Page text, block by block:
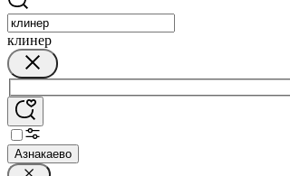
клинер
Азнакаево